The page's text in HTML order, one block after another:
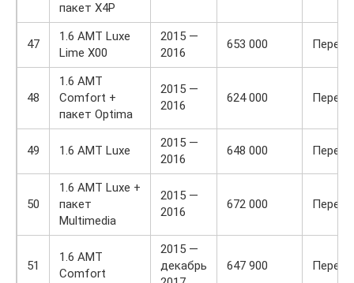
пакет X4P
47
1.6 AMT Luxe
Lime X00
2015 —
2016
653 000
48
1.6 AMT
Comfort +
пакет Optima
2015 —
2016
624 000
49 1.6 AMT Luxe
2015 —
2016
648 000
50
1.6 AMT Luxe +
пакет
Multimedia
2015 —
2016
672 000
51
1.6 AMT
Comfort
2015 —
декабрь
647 900